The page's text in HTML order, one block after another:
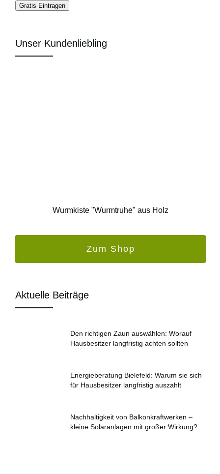
Gratis Eintragen
Unser Kundenliebling
Wurmkiste "Wurmtruhe" aus Holz
Zum Shop
Aktuelle Beiträge
Den richtigen Zaun auswählen: Worauf
Hausbesitzer langfristig achten sollten
Energieberatung Bielefeld: Warum sie sich
für Hausbesitzer langfristig auszahlt
Nachhaltigkeit von Balkonkraftwerken –
kleine Solaranlagen mit großer Wirkung?